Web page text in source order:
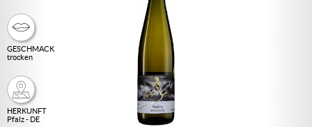
GESCHMACK
trocken
HERKUNFT
Pfalz - DE